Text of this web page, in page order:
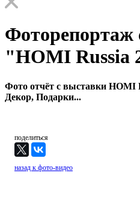
Фоторепортаж
"HOMI Russia
Фото отчёт с выставки HOMI
Декор, Подарки...
поделиться
назад к фото-видео